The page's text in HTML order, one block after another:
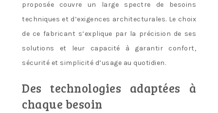
proposée couvre un large spectre de besoins
techniques et d’exigences architecturales. Le choix
de ce fabricant s’explique par la précision de ses
solutions et leur capacité à garantir confort,
sécurité et simplicité d’usage au quotidien.
Des technologies adaptées à
chaque besoin